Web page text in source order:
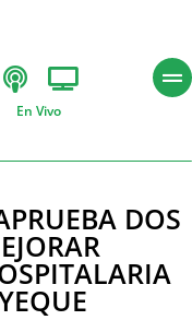
En Vivo
DOS